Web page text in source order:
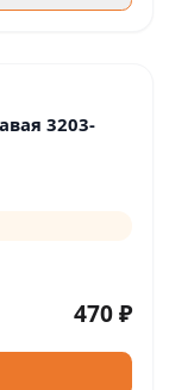
3203-
470 ₽